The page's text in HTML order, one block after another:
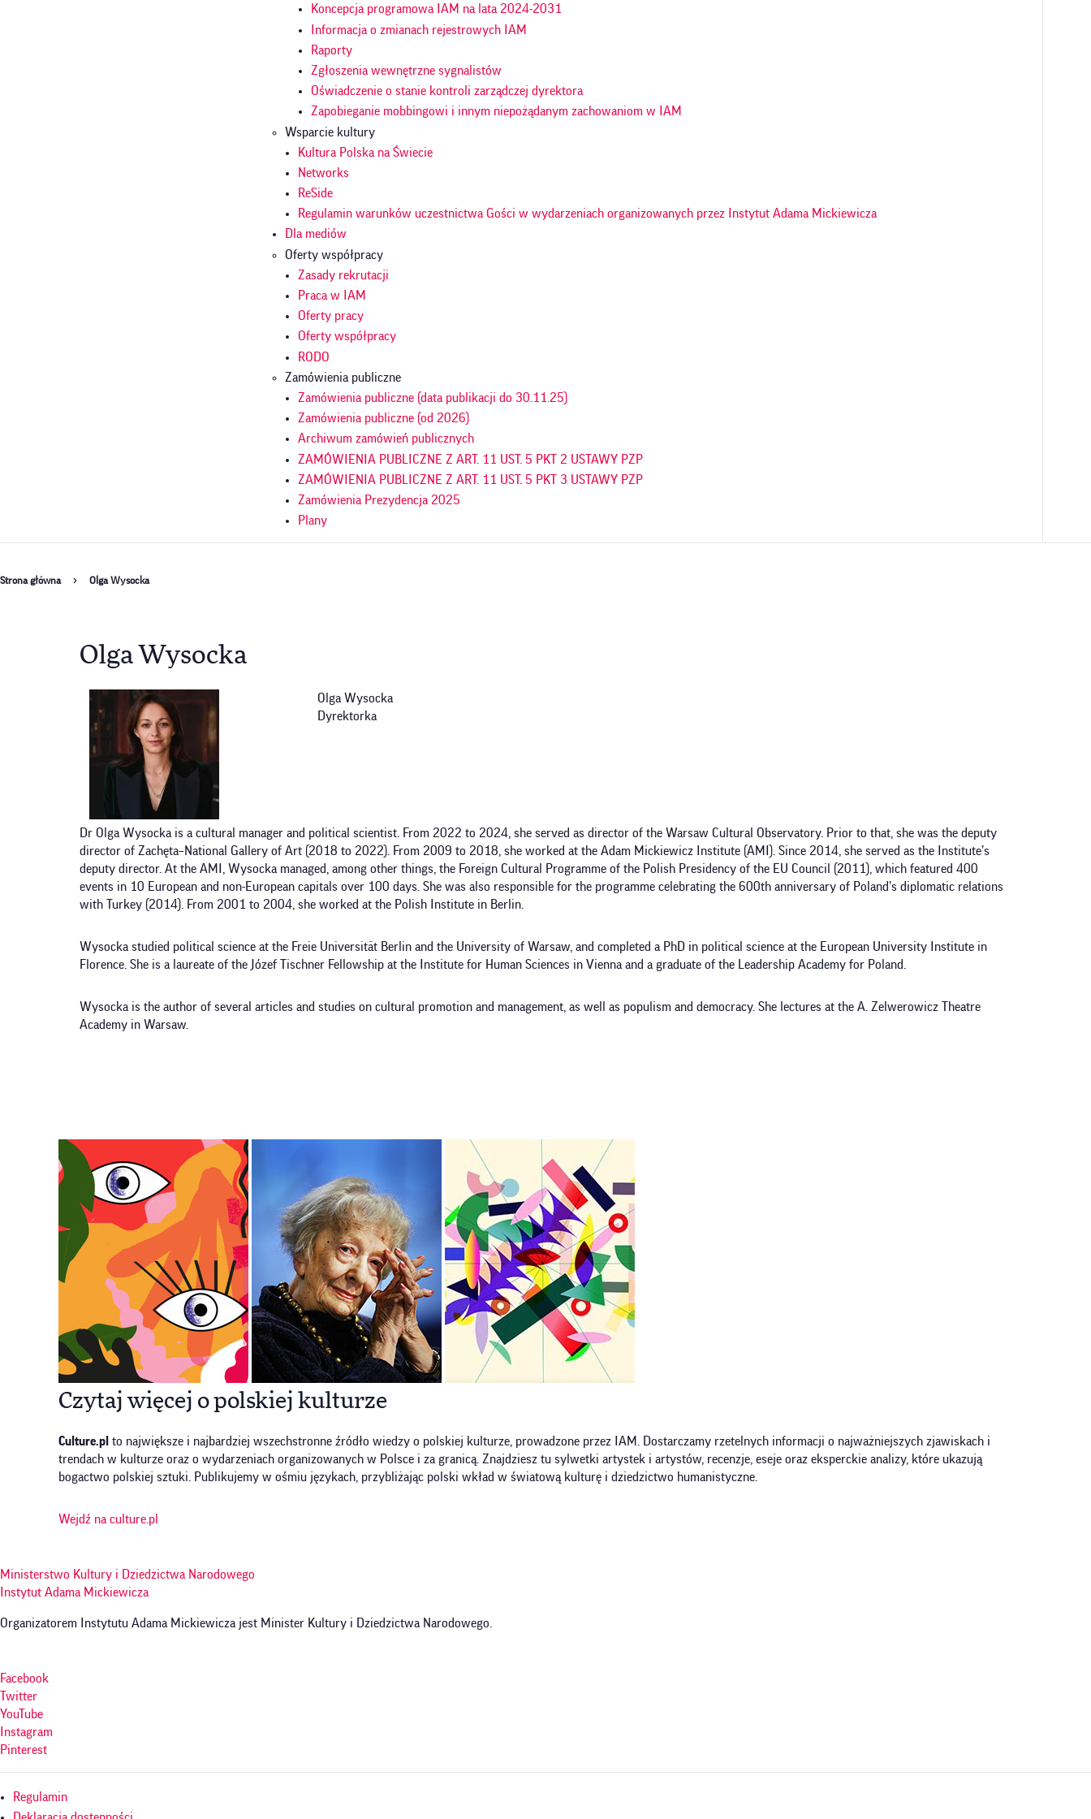
Koncepcja programowa IAM na lata 2024-2031
Informacja o zmianach rejestrowych IAM
Raporty
Zgłoszenia wewnętrzne sygnalistów
Oświadczenie o stanie kontroli zarządczej dyrektora
Zapobieganie mobbingowi i innym niepożądanym zachowaniom w IAM
Wsparcie kultury
Kultura Polska na Świecie
Networks
ReSide
Regulamin warunków uczestnictwa Gości w wydarzeniach organizowanych przez Instytut Adama Mickiewicza
Dla mediów
Oferty współpracy
Zasady rekrutacji
Praca w IAM
Oferty pracy
Oferty współpracy
RODO
Zamówienia publiczne
Zamówienia publiczne (data publikacji do 30.11.25)
Zamówienia publiczne (od 2026)
Archiwum zamówień publicznych
ZAMÓWIENIA PUBLICZNE Z ART. 11 UST. 5 PKT 2 USTAWY PZP
ZAMÓWIENIA PUBLICZNE Z ART. 11 UST. 5 PKT 3 USTAWY PZP
Zamówienia Prezydencja 2025
Plany
Ścieżka
Strona główna Olga Wysocka
Olga Wysocka
Olga Wysocka
Dyrektorka
Dr Olga Wysocka is a cultural manager and political scientist. From 2022 to 2024, she served as director of the Warsaw Cultural Observatory. Prior to that, she was the deputy
director of Zachęta–National Gallery of Art (2018 to 2022). From 2009 to 2018, she worked at the Adam Mickiewicz Institute (AMI). Since 2014, she served as the Institute’s
deputy director. At the AMI, Wysocka managed, among other things, the Foreign Cultural Programme of the Polish Presidency of the EU Council (2011), which featured 400
events in 10 European and non-European capitals over 100 days. She was also responsible for the programme celebrating the 600th anniversary of Poland’s diplomatic relations
with Turkey (2014). From 2001 to 2004, she worked at the Polish Institute in Berlin.
Wysocka studied political science at the Freie Universität Berlin and the University of Warsaw, and completed a PhD in political science at the European University Institute in
Florence. She is a laureate of the Józef Tischner Fellowship at the Institute for Human Sciences in Vienna and a graduate of the Leadership Academy for Poland.
Wysocka is the author of several articles and studies on cultural promotion and management, as well as populism and democracy. She lectures at the A. Zelwerowicz Theatre
Academy in Warsaw.
Czytaj więcej o polskiej kulturze
Culture.pl to największe i najbardziej wszechstronne źródło wiedzy o polskiej kulturze, prowadzone przez IAM. Dostarczamy rzetelnych informacji o najważniejszych zjawiskach i
trendach w kulturze oraz o wydarzeniach organizowanych w Polsce i za granicą. Znajdziesz tu sylwetki artystek i artystów, recenzje, eseje oraz eksperckie analizy, które ukazują
bogactwo polskiej sztuki. Publikujemy w ośmiu językach, przybliżając polski wkład w światową kulturę i dziedzictwo humanistyczne.
Wejdź na culture.pl
Ministerstwo Kultury i Dziedzictwa Narodowego
Instytut Adama Mickiewicza
Organizatorem Instytutu Adama Mickiewicza jest Minister Kultury i Dziedzictwa Narodowego.
Facebook
Twitter
YouTube
Instagram
Pinterest
Menu
Regulamin